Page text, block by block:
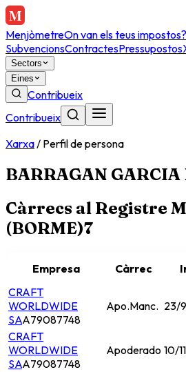
MenjòmetreOn van els teus impostos?
SubvencionsContractesPressupostos
Sectors
Eines
Contribueix
Contribueix
Xarxa/ Perfil de persona
BARRAGAN GARCIA
Càrrecs al Registre
(BORME)7
Empresa Càrrec
CRAFT
WORLDWIDE
SAA79087748
Apo.Manc. 23/
CRAFT
WORLDWIDE
SAA79087748
Apoderado 10/